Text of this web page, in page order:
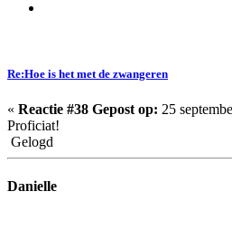
Re:Hoe is het met de zwangeren
« Reactie #38 Gepost op: 25
Proficiat!
Gelogd
Danielle